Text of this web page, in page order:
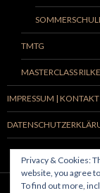
TMTG
MASTERCLASS RILKE
IMPRESSUM | KONTAKT
Privacy & Cookies:
website, you agree
To find out more,